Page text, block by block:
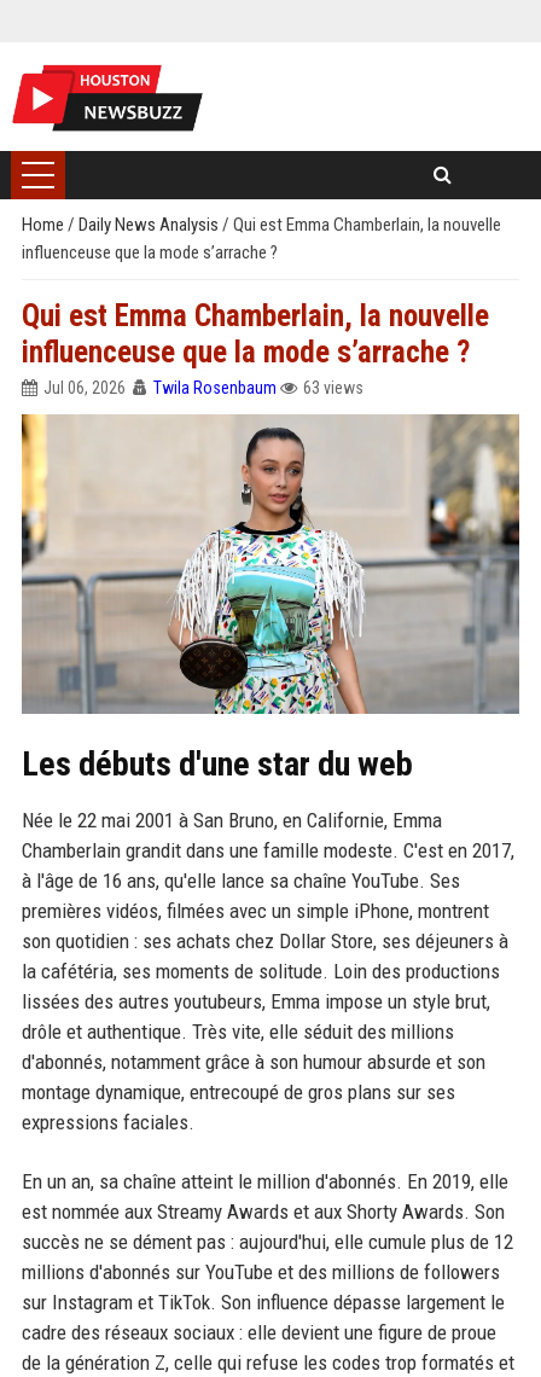
Home / Daily News Analysis / Qui est Emma Chamberlain, la nouvelle
influenceuse que la mode s’arrache ?
Qui est Emma Chamberlain, la nouvelle
influenceuse que la mode s’arrache ?
Jul 06, 2026 Twila Rosenbaum 63 views
Les débuts d'une star du web
Née le 22 mai 2001 à San Bruno, en Californie, Emma
Chamberlain grandit dans une famille modeste. C'est en 2017,
à l'âge de 16 ans, qu'elle lance sa chaîne YouTube. Ses
premières vidéos, filmées avec un simple iPhone, montrent
son quotidien : ses achats chez Dollar Store, ses déjeuners à
la cafétéria, ses moments de solitude. Loin des productions
lissées des autres youtubeurs, Emma impose un style brut,
drôle et authentique. Très vite, elle séduit des millions
d'abonnés, notamment grâce à son humour absurde et son
montage dynamique, entrecoupé de gros plans sur ses
expressions faciales.
En un an, sa chaîne atteint le million d'abonnés. En 2019, elle
est nommée aux Streamy Awards et aux Shorty Awards. Son
succès ne se dément pas : aujourd'hui, elle cumule plus de 12
millions d'abonnés sur YouTube et des millions de followers
sur Instagram et TikTok. Son influence dépasse largement le
cadre des réseaux sociaux : elle devient une figure de proue
de la génération Z, celle qui refuse les codes trop formatés et